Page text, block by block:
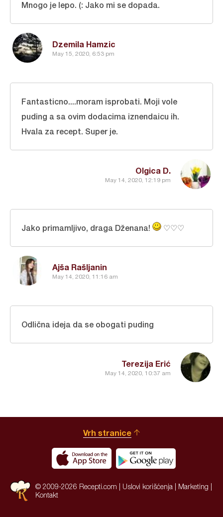
Dzemila Hamzic
May 15, 2020, 6:53 pm
Mnogo je lepo. (: Jako mi se dopada.
Olgica D.
May 14, 2020, 12:19 pm
Fantasticno....moram isprobati. Moji vole
puding a sa ovim dodacima iznendaicu ih.
Hvala za recept. Super je.
Ajša Rašljanin
May 14, 2020, 11:16 am
Jako primamljivo, draga Dženana! ♡♡♡
Terezija Erić
May 14, 2020, 10:37 am
Odlična ideja da se obogati puding
Vrh stranice
© 2009-2026 Recepti.com | Uslovi korišćenja Marketing
Kontakt